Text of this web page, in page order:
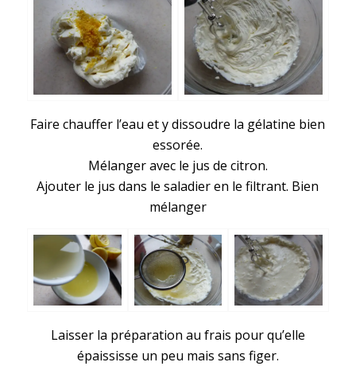
Faire chauffer l’eau et y dissoudre la gélatine bien
essorée.
Mélanger avec le jus de citron.
Ajouter le jus dans le saladier en le filtrant. Bien
mélanger
Laisser la préparation au frais pour qu’elle
épaississe un peu mais sans figer.